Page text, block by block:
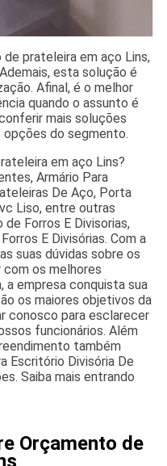
prateleira em aço Lins,
esta solução é
Afinal, é o melhor
quando o assunto é
mais soluções
do segmento.
em aço Lins?
Armário Para
De Aço, Porta
Liso, entre outras
Forros E Divisorias,
E Divisórias. Com a
suas dúvidas sobre os
os melhores
a empresa conquista sua
os maiores objetivos da
conosco para esclarecer
funcionários. Além
também
Escritório Divisória De
Saiba mais entrando
Orçamento de